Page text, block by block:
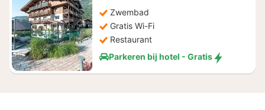
192,38
Zwembad
Gratis Wi-Fi
Restaurant
Parkeren bij hotel - Gratis